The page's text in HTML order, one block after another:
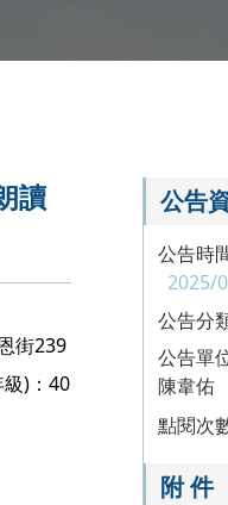
讀
街239
)：40
公告
公告時
2025/
公告分
公告單
陳韋佑
點閱次
附 件